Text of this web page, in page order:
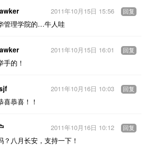
管理学院的…牛人哇
2011年10月15日 15:56 回复
手的！
2011年10月15日 16:01 回复
喜恭喜！！
2011年10月16日 10:03 回复
？八月长安，支持一下！
2011年10月16日 10:12 回复